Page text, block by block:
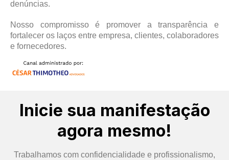
denúncias.
Nosso compromisso é promover a transparência e
fortalecer os laços entre empresa, clientes, colaboradores
e fornecedores.
Inicie sua manifestação
agora mesmo!
Trabalhamos com confidencialidade e profissionalismo,